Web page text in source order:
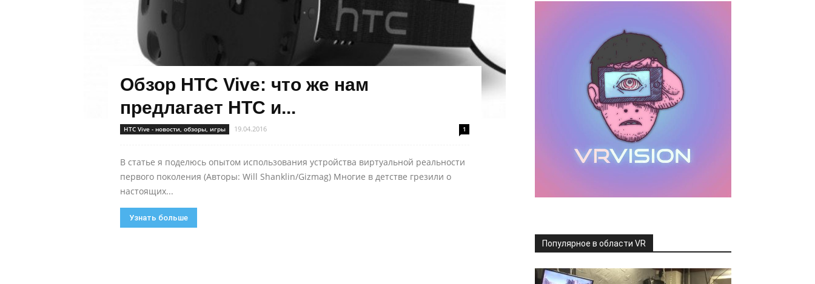
Обзор HTC Vive: что же нам
предлагает HTC и...
HTC Vive - новости, обзоры, игры 19.04.2016 1
В статье я поделюсь опытом использования устройства виртуальной реальности
первого поколения (Авторы: Will Shanklin/Gizmag) Многие в детстве грезили о
настоящих...
Узнать больше
Популярное в области VR